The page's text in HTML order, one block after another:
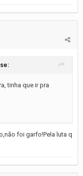
tinha que ir pra
foi garfo!Pela luta q